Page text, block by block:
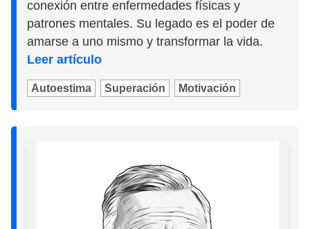
conexión entre enfermedades físicas y
patrones mentales. Su legado es el poder de
amarse a uno mismo y transformar la vida.
Leer artículo
Autoestima Superación Motivación